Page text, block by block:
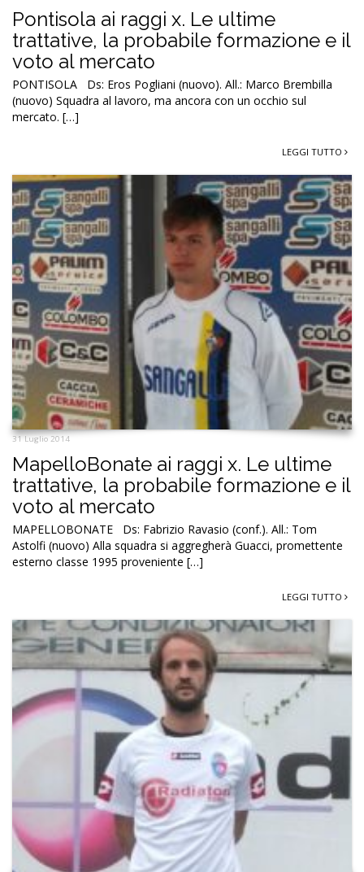
Pontisola ai raggi x. Le ultime
trattative, la probabile formazione e il
voto al mercato
PONTISOLA Ds: Eros Pogliani (nuovo). All.: Marco Brembilla
(nuovo) Squadra al lavoro, ma ancora con un occhio sul
mercato. […]
LEGGI TUTTO
31 Luglio 2014
MapelloBonate ai raggi x. Le ultime
trattative, la probabile formazione e il
voto al mercato
MAPELLOBONATE Ds: Fabrizio Ravasio (conf.). All.: Tom
Astolfi (nuovo) Alla squadra si aggregherà Guacci, promettente
esterno classe 1995 proveniente […]
LEGGI TUTTO